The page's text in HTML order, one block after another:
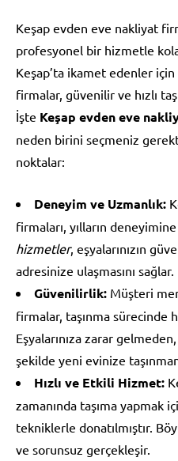
Keşap evden eve nakliyat
profesyonel bir hizmetle
Keşap’ta ikamet edenler
firmalar, güvenilir ve hızlı
İşte Keşap evden eve
neden birini seçmeniz
noktalar:
Deneyim ve Uzmanlık:
firmaları, yılların
hizmetler, eşyalarınızın
adresinize ulaşmasını sağlar.
Güvenilirlik: Müşteri
firmalar, taşınma sürecinde
Eşyalarınıza zarar
şekilde yeni evinize
Hızlı ve Etkili Hizmet:
zamanında taşıma yapmak
tekniklerle donatılmıştır.
ve sorunsuz gerçekleşir.